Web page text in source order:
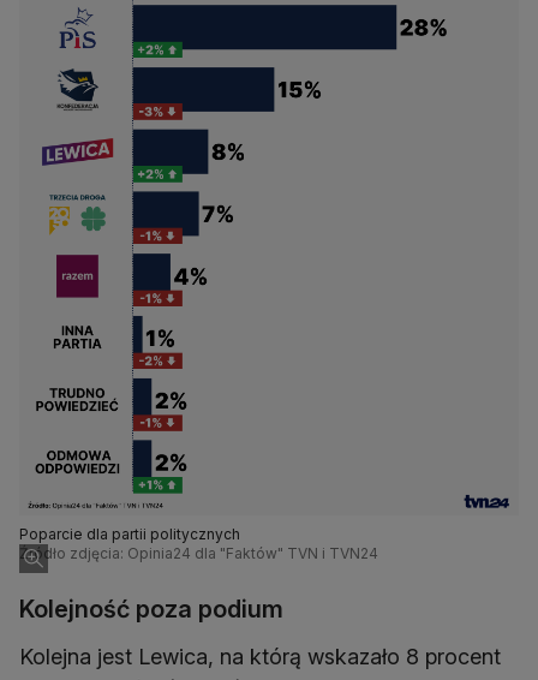
Poparcie dla partii politycznych
Źródło zdjęcia: Opinia24 dla "Faktów" TVN i TVN24
Kolejność poza podium
Kolejna jest Lewica, na którą wskazało 8 procent